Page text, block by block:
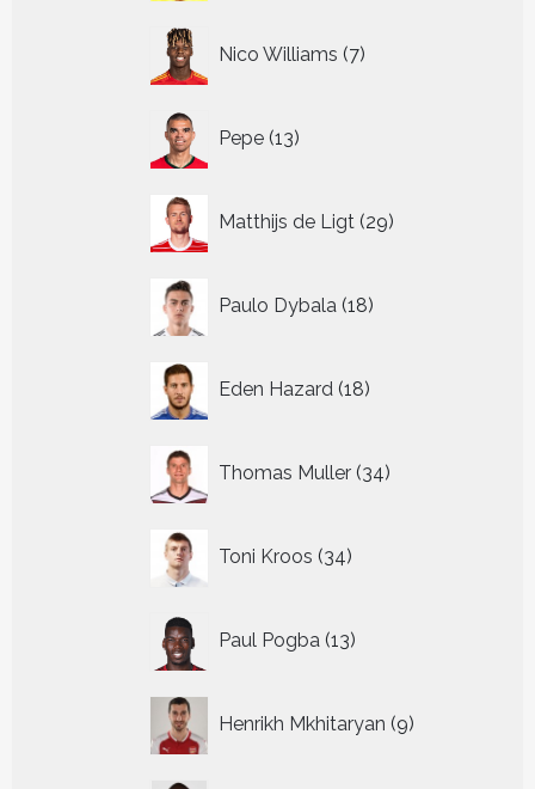
Nico Williams 7
producten
Pepe 13
producten
Matthijs de Ligt 29
producten
Paulo Dybala 18
producten
Eden Hazard 18
producten
Thomas Muller 34
producten
Toni Kroos 34
producten
Paul Pogba 13
producten
Henrikh Mkhitaryan 9
producten